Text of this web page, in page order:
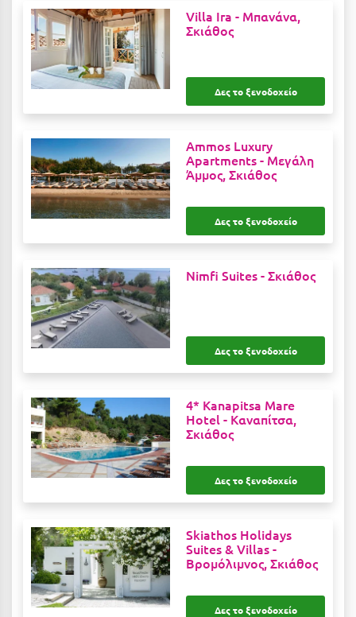
Κερατέα
Κέρκυρα
Κεφαλονιά
Κομοτηνή
Κόνιτσα
Κόρινθος
Κορώνη
Κουρούτα Ηλείας
Κουφονήσια
Κρήτη
Κρουαζιέρες
Κύθηρα
Κυλλήνη
Κύμη Ευβοίας
Κως
Villa Ira - Μπανάνα,
Σκιάθος
Δες το ξενοδοχείο
Ammos Luxury
Apartments - Μεγάλη
Άμμος, Σκιάθος
Δες το ξενοδοχείο
Nimfi Suites -Σκιάθος
Δες το ξενοδοχείο
4* Kanapitsa Mare
Hotel - Καναπίτσα,
Σκιάθος
Δες το ξενοδοχείο
Skiathos Holidays
Suites & Villas -
Βρομόλιμνος, Σκιάθος
Δες το ξενοδοχείο